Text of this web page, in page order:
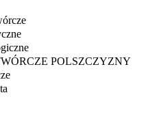
POLSZCZYZNY